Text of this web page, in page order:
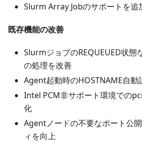
Slurm Array Jobのサポートを追
既存機能の改善
SlurmジョブのREQUEUED状態
の処理を改善
Agent起動時のHOSTNAME自動
Intel PCM非サポート環境での
化
Agentノードの不要なポート公
ィを向上